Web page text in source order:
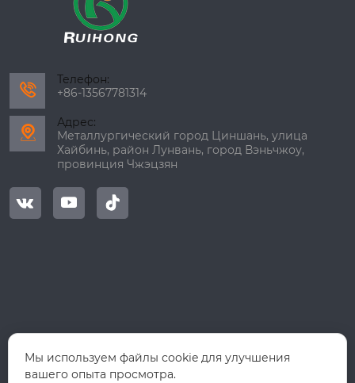

Телефон:
+86-13567781314

Адрес:
Металлургический город Циншань, улица
Хайбинь, район Лунвань, город Вэньчжоу,
провинция Чжэцзян
  
Мы используем файлы cookie для улучшения
вашего опыта просмотра.